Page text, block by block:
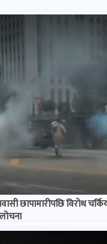
छापामारीपछि विरोध